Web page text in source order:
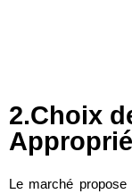
2.Choix
Approprié
Le marché propose